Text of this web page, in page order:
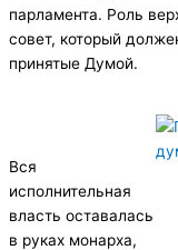
парламента. Роль
совет, который
принятые Думой.
Вся
исполнительная
власть оставалась
в руках монарха,